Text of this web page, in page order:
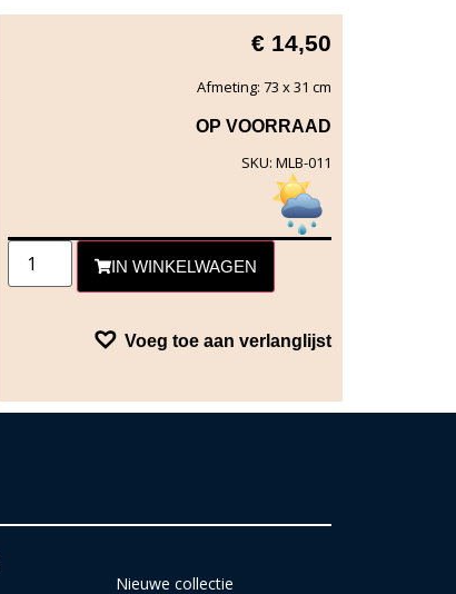
€ 14,50
Afmeting: 73 x 31 cm
OP VOORRAAD
SKU: MLB-011
IN WINKELWAGEN
Voeg toe aan verlanglijst
Nieuwe collectie